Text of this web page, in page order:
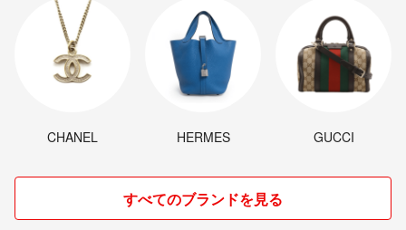
CHANEL HERMES GUCCI
すべてのブランドを見る